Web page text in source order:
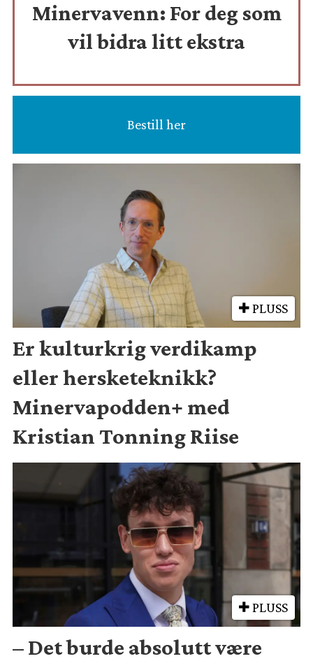
Minervavenn: For deg som
vil bidra litt ekstra
Bestill her
PLUSS
Er kulturkrig verdikamp
eller hersketeknikk?
Minervapodden+ med
Kristian Tonning Riise
PLUSS
– Det burde absolutt være